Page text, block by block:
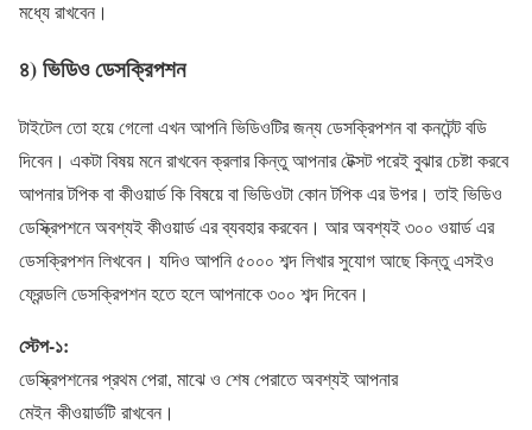
মধ্যে রাখবেন।
৪) ভিডিও ডেসক্রিপশন
টাইটেল তো হয়ে গেলো এখন আপনি ভিডিওটির জন্য ডেসক্রিপশন বা কনটেন্ট বডি
দিবেন। একটা বিষয় মনে রাখবেন ক্রলার কিন্তু আপনার টেক্সট পরেই বুঝার চেষ্টা করবে
আপনার টপিক বা কীওয়ার্ড কি বিষয়ে বা ভিডিওটা কোন টপিক এর উপর। তাই ভিডিও
ডেস্ক্রিপশনে অবশ্যই কীওয়ার্ড এর ব্যবহার করবেন। আর অবশ্যই ৩০০ ওয়ার্ড এর
ডেসক্রিপশন লিখবেন। যদিও আপনি ৫০০০ শব্দ লিখার সুযোগ আছে কিন্তু এসইও
ফ্রেন্ডলি ডেসক্রিপশন হতে হলে আপনাকে ৩০০ শব্দ দিবেন।
স্টেপ-১:
ডেস্ক্রিপশনের প্রথম পেরা, মাঝে ও শেষ পেরাতে অবশ্যই আপনার
মেইন কীওয়ার্ডটি রাখবেন।